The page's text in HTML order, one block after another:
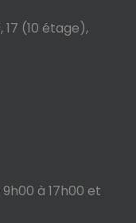
17 (10 étage),
à 17h00 et